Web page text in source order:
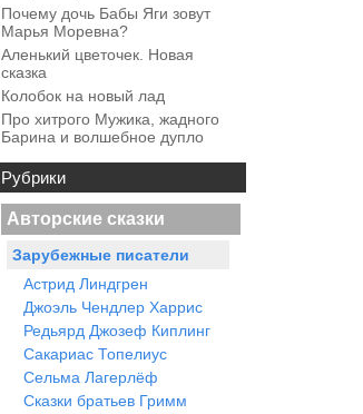
Почему дочь Бабы Яги зовут
Марья Моревна?
Аленький цветочек. Новая
сказка
Колобок на новый лад
Про хитрого Мужика, жадного
Барина и волшебное дупло
Рубрики
Авторские сказки
Зарубежные писатели
Астрид Линдгрен
Джоэль Чендлер Харрис
Редьярд Джозеф Киплинг
Сакариас Топелиус
Сельма Лагерлёф
Сказки братьев Гримм